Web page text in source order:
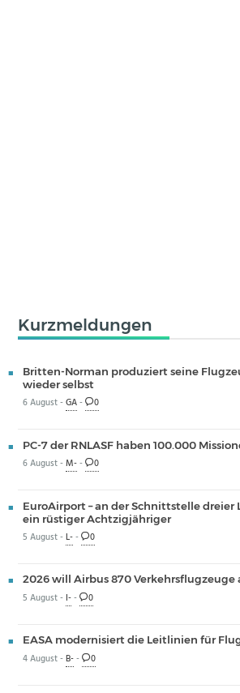
Kurzmeldungen
Britten-Norman produziert seine
wieder selbst
6 August -GA- 0
PC-7 der RNLASF haben 100.000
6 August -M-- 0
EuroAirport – an der Schnittstelle dreier
ein rüstiger Achtzigjähriger
5 August -L-- 0
2026 will Airbus 870 Verkehrsflugzeuge
5 August - I-- 0
EASA modernisiert die Leitlinien für
4 August -B-- 0